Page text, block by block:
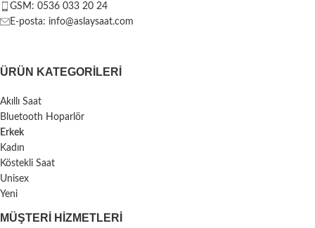
GSM: 0536 033 20 24
E-posta: info@aslaysaat.com
ÜRÜN KATEGORILERI
Akıllı Saat
Bluetooth Hoparlör
Erkek
Kadın
Köstekli Saat
Unisex
Yeni
MÜŞTERI HIZMETLERI